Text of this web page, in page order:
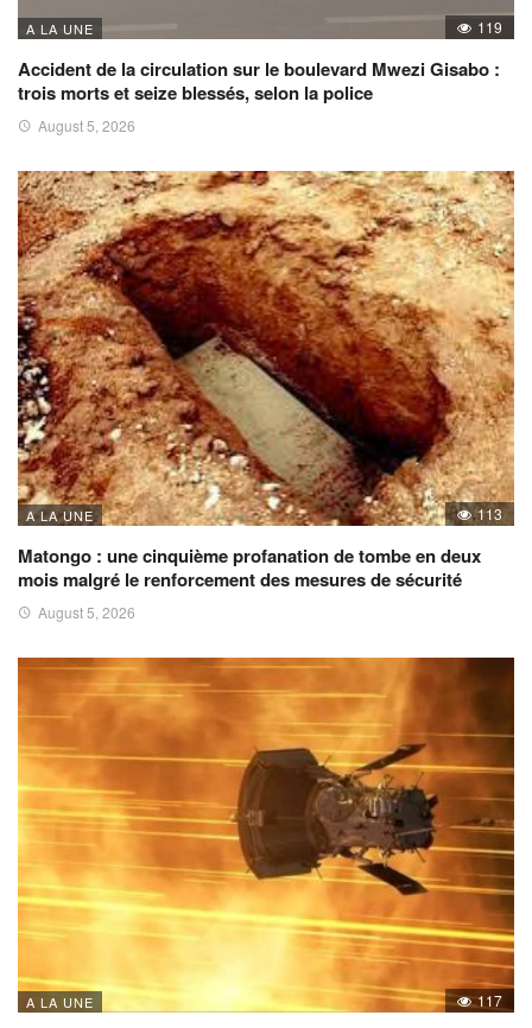
A LA UNE 119
Accident de la circulation sur le boulevard Mwezi Gisabo :
trois morts et seize blessés, selon la police
August 5, 2026
A LA UNE 113
Matongo : une cinquième profanation de tombe en deux
mois malgré le renforcement des mesures de sécurité
August 5, 2026
A LA UNE 117